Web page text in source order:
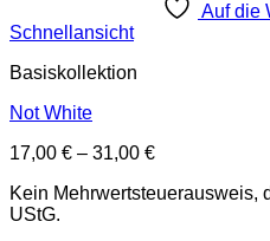
Auf die
Schnellansicht
Basiskollektion
Not White
17,00 € – 31,00 €
Kein Mehrwertsteuerausweis,
UStG.